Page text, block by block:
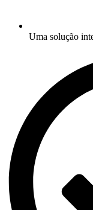
Uma solução